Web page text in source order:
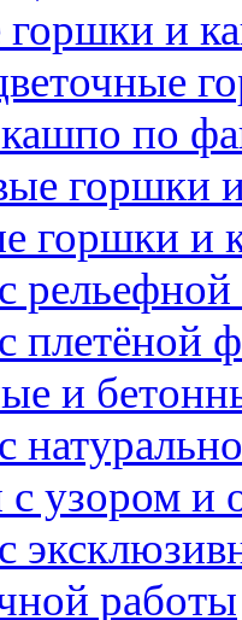
и
по
горшки
горшки и
рельефной
плетёной
и
узором и
работы